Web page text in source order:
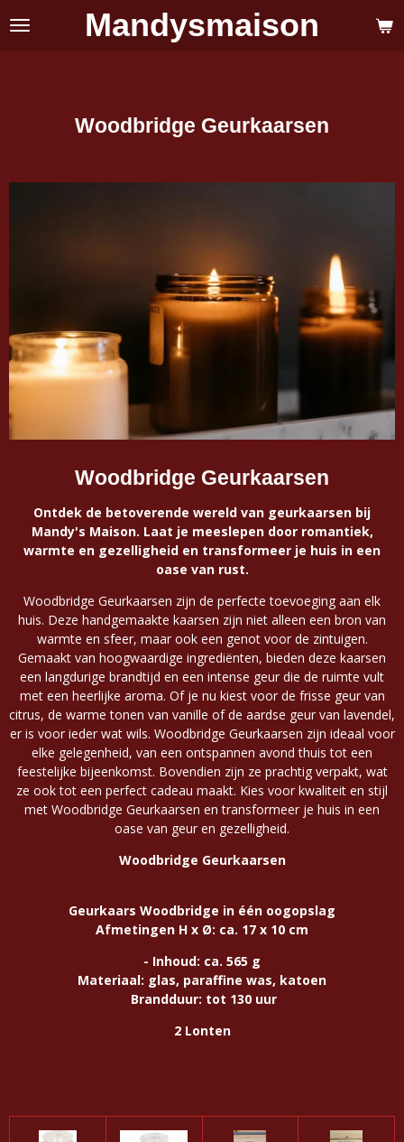
Ga
direct
Mandysmaison
Woodbridge Geurkaarsen
Woodbridge Geurkaarsen
Ontdek de betoverende wereld van geurkaarsen bij
Mandy's Maison. Laat je meeslepen door romantiek,
warmte en gezelligheid en transformeer je huis in een
oase van rust.
Woodbridge Geurkaarsen zijn de perfecte toevoeging aan elk
huis. Deze handgemaakte kaarsen zijn niet alleen een bron van
warmte en sfeer, maar ook een genot voor de zintuigen.
Gemaakt van hoogwaardige ingrediënten, bieden deze kaarsen
een langdurige brandtijd en een intense geur die de ruimte vult
met een heerlijke aroma. Of je nu kiest voor de frisse geur van
citrus, de warme tonen van vanille of de aardse geur van lavendel,
er is voor ieder wat wils. Woodbridge Geurkaarsen zijn ideaal voor
elke gelegenheid, van een ontspannen avond thuis tot een
feestelijke bijeenkomst. Bovendien zijn ze prachtig verpakt, wat
ze ook tot een perfect cadeau maakt. Kies voor kwaliteit en stijl
met Woodbridge Geurkaarsen en transformeer je huis in een
oase van geur en gezelligheid.
Woodbridge Geurkaarsen
Geurkaars Woodbridge in één oogopslag
Afmetingen H x Ø: ca. 17 x 10 cm
- Inhoud: ca. 565 g
Materiaal: glas, paraffine was, katoen
Brandduur: tot 130 uur
2 Lonten